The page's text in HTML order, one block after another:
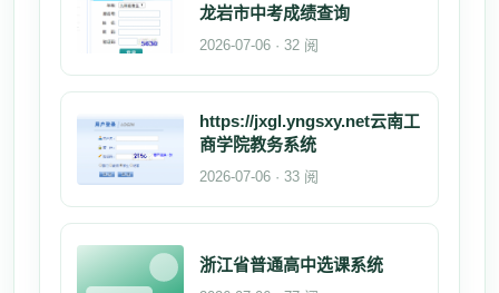
龙岩市中考成绩查询
2026-07-06 · 32 阅
https://jxgl.yngsxy.net云南工
商学院教务系统
2026-07-06 · 33 阅
浙江省普通高中选课系统